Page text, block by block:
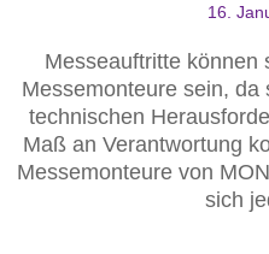
16.
Messeauftritte können
Messemonteure sein, da
technischen
Maß an Verantwortung
Messemonteure von
sich